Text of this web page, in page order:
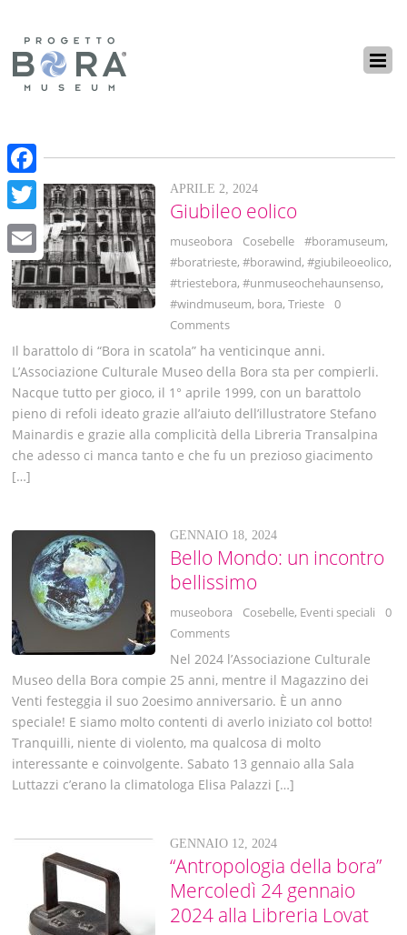
F
c
e
b
o
k
T
w
e
E
m
APRILE 2, 2024
Giubileo eolico
museobora Cosebelle #boramuseum,
#boratrieste,#borawind,#giubileoeolico,
#triestebora,#unmuseochehaunsenso,
#windmuseum, bora,Trieste
0
Comments
Il barattolo di “Bora in scatola” ha venticinque anni.
L’Associazione Culturale Museo della Bora sta per compierli.
Nacque tutto per gioco, il 1° aprile 1999, con un barattolo
pieno di refoli ideato grazie all’aiuto dell’illustratore Stefano
Mainardis e grazie alla complicità della Libreria Transalpina
che adesso ci manca tanto e che fu un prezioso giacimento
[…]
GENNAIO 18, 2024
Bello Mondo: un incontro
bellissimo
museobora Cosebelle, Eventi speciali
0
Comments
Nel 2024 l’Associazione Culturale
Museo della Bora compie 25 anni, mentre il Magazzino dei
Venti festeggia il suo 2oesimo anniversario. È un anno
speciale! E siamo molto contenti di averlo iniziato col botto!
Tranquilli, niente di violento, ma qualcosa di molto
interessante e coinvolgente. Sabato 13 gennaio alla Sala
Luttazzi c’erano la climatologa Elisa Palazzi […]
GENNAIO 12, 2024
“Antropologia della bora”
Mercoledì 24 gennaio
2024 alla Libreria Lovat